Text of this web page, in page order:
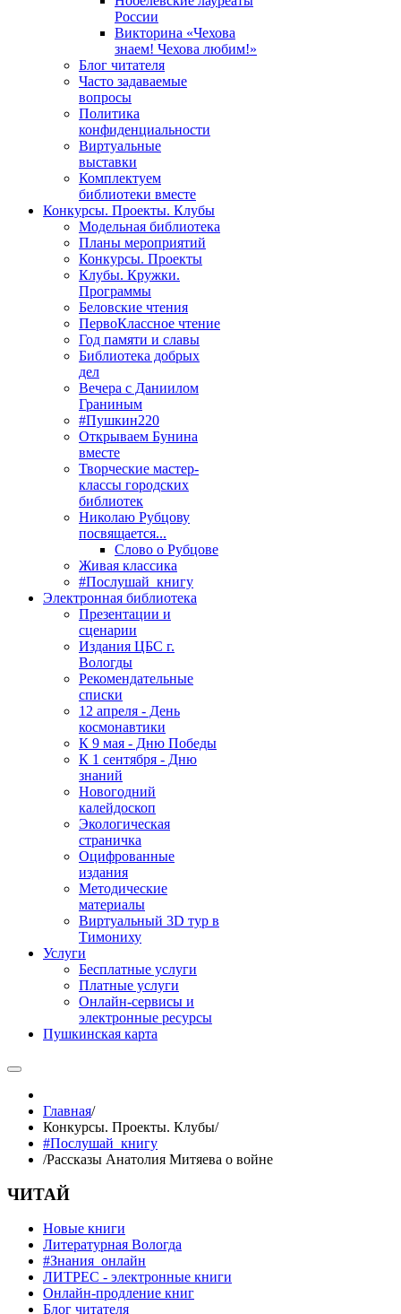
России
Викторина «Чехова
знаем! Чехова любим!»
Блог читателя
Часто задаваемые
вопросы
Политика
конфиденциальности
Виртуальные
выставки
Комплектуем
библиотеки вместе
Конкурсы. Проекты. Клубы
Модельная библиотека
Планы мероприятий
Конкурсы. Проекты
Клубы. Кружки.
Программы
Беловские чтения
ПервоКлассное чтение
Год памяти и славы
Библиотека добрых
дел
Вечера с Даниилом
Граниным
#Пушкин220
Открываем Бунина
вместе
Творческие мастер-
классы городских
библиотек
Николаю Рубцову
посвящается...
Слово о Рубцове
Живая классика
#Послушай_книгу
Электронная библиотека
Презентации и
сценарии
Издания ЦБС г.
Вологды
Рекомендательные
списки
12 апреля - День
космонавтики
К 9 мая - Дню Победы
К 1 сентября - Дню
знаний
Новогодний
калейдоскоп
Экологическая
страничка
Оцифрованные
издания
Методические
материалы
Виртуальный 3D тур в
Тимониху
Услуги
Бесплатные услуги
Платные услуги
Онлайн-сервисы и
электронные ресурсы
Пушкинская карта
Главная/
Конкурсы. Проекты. Клубы/
#Послушай_книгу
/Рассказы Анатолия Митяева о войне
ЧИТАЙ
Новые книги
Литературная Вологда
#Знания_онлайн
ЛИТРЕС - электронные книги
Онлайн-продление книг
Блог читателя